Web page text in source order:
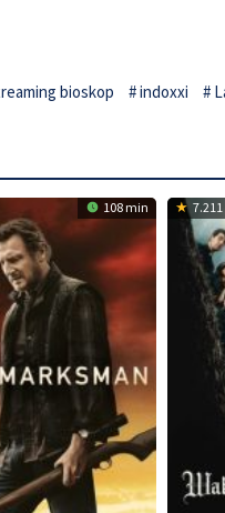
bioskop indoxxi
108 min 7.211